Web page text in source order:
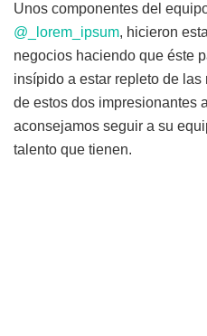
Unos componentes del
@_lorem_ipsum, hicieron
negocios haciendo que éste
insípido a estar repleto de
de estos dos impresionantes
aconsejamos seguir a su
talento que tienen.